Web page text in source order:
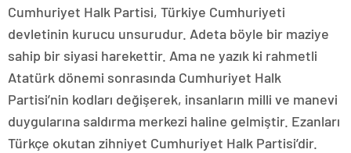
Cumhuriyet Halk Partisi, Türkiye Cumhuriyeti
devletinin kurucu unsurudur. Adeta böyle bir maziye
sahip bir siyasi harekettir. Ama ne yazık ki rahmetli
Atatürk dönemi sonrasında Cumhuriyet Halk
Partisi’nin kodları değişerek, insanların milli ve manevi
duygularına saldırma merkezi haline gelmiştir. Ezanları
Türkçe okutan zihniyet Cumhuriyet Halk Partisi’dir.